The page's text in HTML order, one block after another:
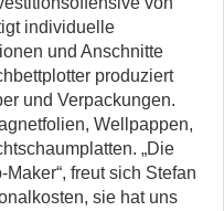
individuelle
und Anschnitte
produziert
und Verpackungen.
Wellpappen,
„Die
freut sich Stefan
sie hat uns